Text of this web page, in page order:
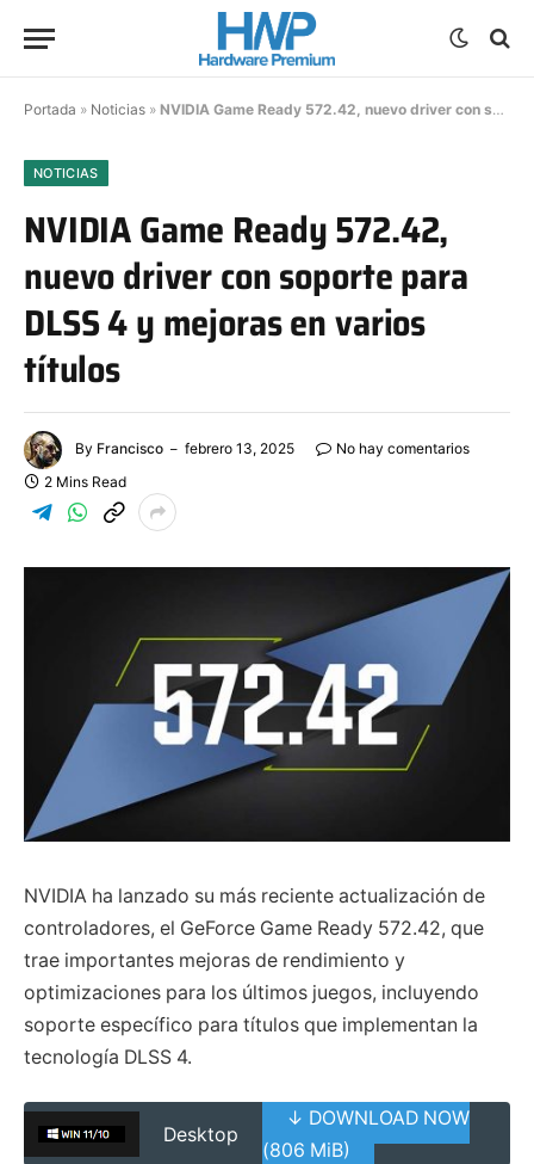
Portada » Noticias » NVIDIA Game Ready 572.42, nuevo driver con soporte para DLSS 4 y mejoras en varios títulos
NOTICIAS
NVIDIA Game Ready 572.42,
nuevo driver con soporte para
DLSS 4 y mejoras en varios
títulos
By Francisco febrero 13, 2025
No hay comentarios
2 Mins Read
NVIDIA ha lanzado su más reciente actualización de
controladores, el GeForce Game Ready 572.42, que
trae importantes mejoras de rendimiento y
optimizaciones para los últimos juegos, incluyendo
soporte específico para títulos que implementan la
tecnología DLSS 4.
Desktop
↓ DOWNLOAD NOW
(806 MiB)